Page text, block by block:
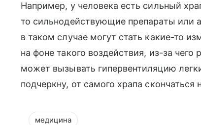
Например, у человека есть сильный
то сильнодействующие препараты или
в таком случае могут стать какие-то
на фоне такого воздействия, из-за
может вызывать гипервентиляцию
подчеркну, от самого храпа скончаться
медицина